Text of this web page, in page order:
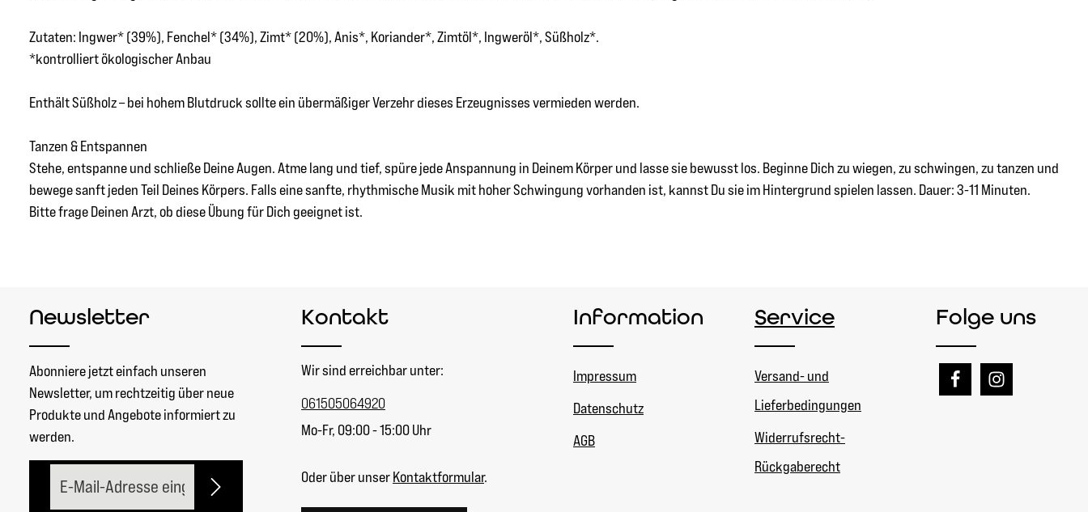
Zutaten: Ingwer* (39%), Fenchel* (34%), Zimt* (20%), Anis*, Koriander*, Zimtöl*, Ingweröl*, Süßholz*.
*kontrolliert ökologischer Anbau
Enthält Süßholz – bei hohem Blutdruck sollte ein übermäßiger Verzehr dieses Erzeugnisses vermieden werden.
Tanzen & Entspannen
Stehe, entspanne und schließe Deine Augen. Atme lang und tief, spüre jede Anspannung in Deinem Körper und lasse sie bewusst los. Beginne Dich zu wiegen, zu schwingen, zu tanzen und
bewege sanft jeden Teil Deines Körpers. Falls eine sanfte, rhythmische Musik mit hoher Schwingung vorhanden ist, kannst Du sie im Hintergrund spielen lassen. Dauer: 3-11 Minuten.
Bitte frage Deinen Arzt, ob diese Übung für Dich geeignet ist.
Newsletter
Abonniere jetzt einfach unseren
Newsletter, um rechtzeitig über neue
Produkte und Angebote informiert zu
werden.
Kontakt
Wir sind erreichbar unter:
061505064920
Mo-Fr, 09:00 - 15:00 Uhr
Oder über unserKontaktformular.
Information
Impressum
Datenschutz
AGB
Service
Versand- und
Lieferbedingungen
Widerrufsrecht-
Rückgaberecht
Folge uns